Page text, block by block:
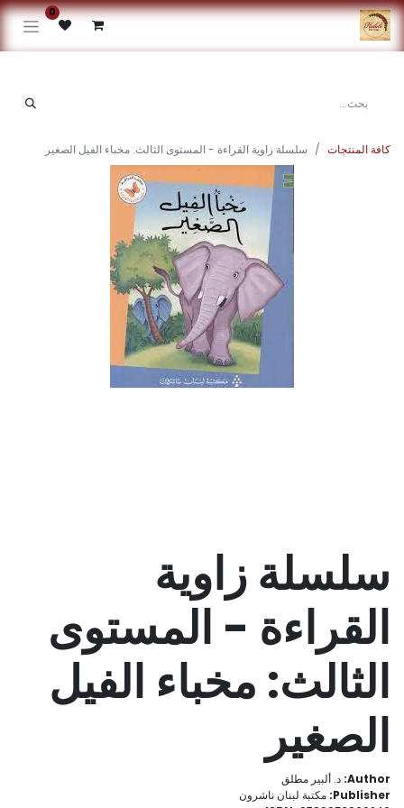
0
كافة المنتجات سلسلة زاوية القراءة - المستوى الثالث: مخباء الفيل الصغير
سلسلة زاوية
القراءة - المستوى
الثالث: مخباء الفيل
الصغير
Author: د. ألبير مطلق
Publisher: مكتبة لبنان ناشرون